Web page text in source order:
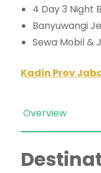
4 Day 3 Night
Banyuwangi
Sewa Mobil &
Kadin Prov
Overview